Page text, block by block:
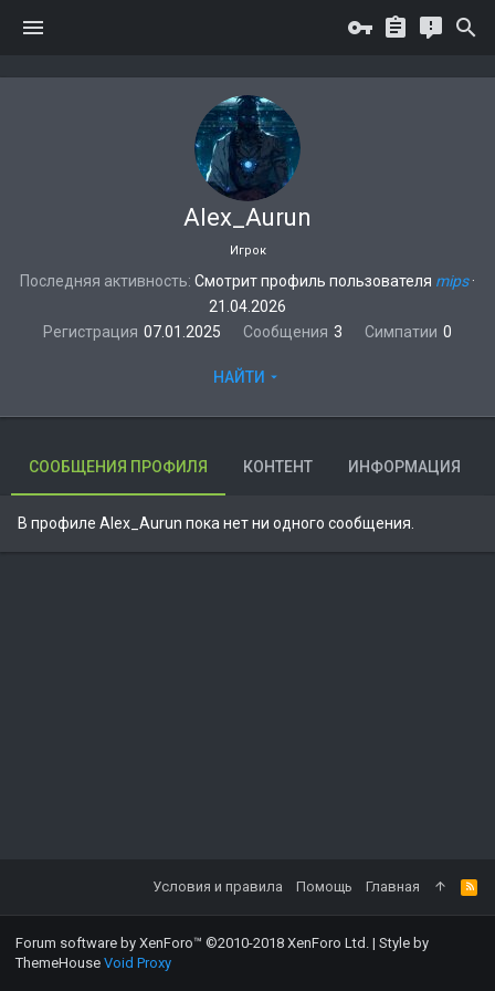
Alex_Aurun
Игрок
Последняя активность Смотрит профиль пользователя mips ·
21.04.2026
Регистрация 07.01.2025 Сообщения 3 Симпатии 0
НАЙТИ
СООБЩЕНИЯ ПРОФИЛЯ КОНТЕНТ ИНФОРМАЦИЯ
В профиле Alex_Aurun пока нет ни одного сообщения.
Условия и правила Помощь Главная
Forum software by XenForo™ ©2010-2018 XenForo Ltd. | Style by
ThemeHouse Void Proxy